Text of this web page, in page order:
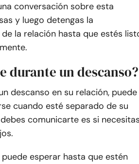
conversación sobre esta
y luego detengas la
la relación hasta que estés
durante un descanso?
descanso en su relación, puede
cuando esté separado de su
comunicarte es si
esperar hasta que estén